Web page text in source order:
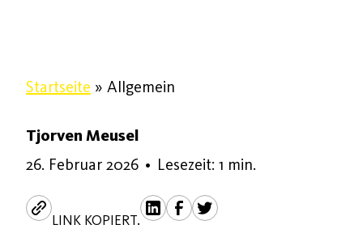
Startseite » Allgemein
Tjorven Meusel
26. Februar 2026 • Lesezeit: 1 min.
LINK KOPIERT.